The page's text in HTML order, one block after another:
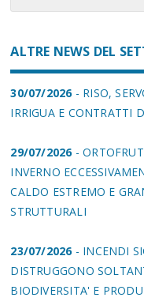
ALTRE NEWS DEL
30/07/2026- RISO,
IRRIGUA E CONTRATTI
29/07/2026-
INVERNO
CALDO ESTREMO E
STRUTTURALI
23/07/2026- INCENDI
DISTRUGGONO
BIODIVERSITA' E